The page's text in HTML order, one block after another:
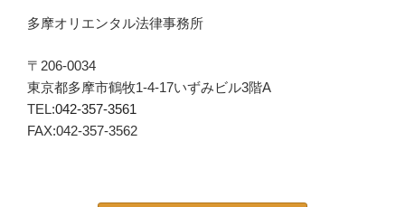
多摩オリエンタル法律事務所
〒206-0034
東京都多摩市鶴牧1-4-17いずみビル3階A
TEL:042-357-3561
FAX:042-357-3562